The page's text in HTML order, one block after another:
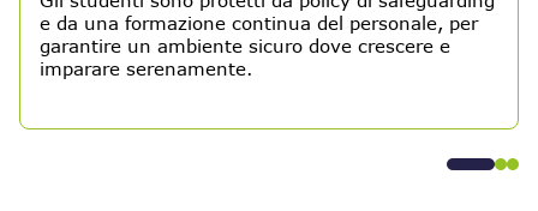
e da una formazione continua del personale, per
garantire un ambiente sicuro dove crescere e
imparare serenamente.